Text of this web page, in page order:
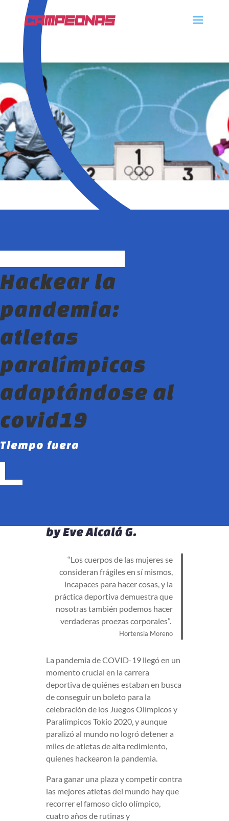
Hackear la
pandemia:
atletas
paralímpicas
adaptándose al
covid19
Tiempo fuera
byEve Alcalá G.
“Los cuerpos de las mujeres se
consideran frágiles en sí mismos,
incapaces para hacer cosas, y la
práctica deportiva demuestra que
nosotras también podemos hacer
verdaderas proezas corporales”.
Hortensia Moreno
La pandemia de COVID-19 llegó en un
momento crucial en la carrera
deportiva de quiénes estaban en busca
de conseguir un boleto para la
celebración de los Juegos Olímpicos y
Paralímpicos Tokio 2020, y aunque
paralizó al mundo no logró detener a
miles de atletas de alta redimiento,
quienes hackearon la pandemia.
Para ganar una plaza y competir contra
las mejores atletas del mundo hay que
recorrer el famoso ciclo olímpico,
cuatro años de rutinas y